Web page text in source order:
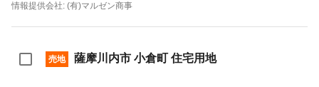
情報提供会社: (有)マルゼン商事
売地 薩摩川内市 小倉町 住宅用地